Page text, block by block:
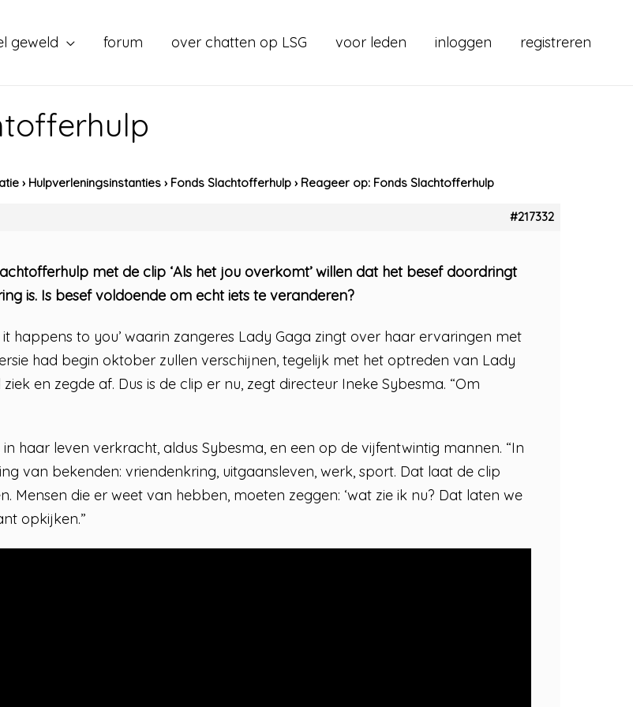
geweld forum over chatten op LSG voor leden inloggen registreren
› Hulpverleningsinstanties › Fonds Slachtofferhulp › Reageer op: Fonds Slachtofferhulp
#217332
met de clip ‘Als het jou overkomt’ willen dat het besef doordringt
is. Is besef voldoende om echt iets te veranderen?
happens to you’ waarin zangeres Lady Gaga zingt over haar ervaringen met
had begin oktober zullen verschijnen, tegelijk met het optreden van Lady
en zegde af. Dus is de clip er nu, zegt directeur Ineke Sybesma. “Om
haar leven verkracht, aldus Sybesma, en een op de vijfentwintig mannen. “In
van bekenden: vriendenkring, uitgaansleven, werk, sport. Dat laat de clip
Mensen die er weet van hebben, moeten zeggen: ‘wat zie ik nu? Dat laten we
opkijken.”